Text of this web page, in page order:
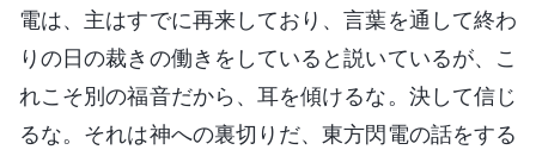
電は、主はすでに再来しており、言葉を通して終わ
りの日の裁きの働きをしていると説いているが、こ
れこそ別の福音だから、耳を傾けるな。決して信じ
るな。それは神への裏切りだ、東方閃電の話をする